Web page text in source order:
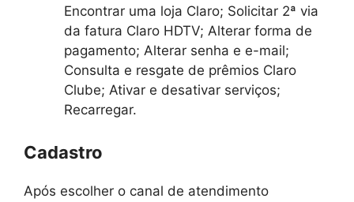
Encontrar uma loja Claro; Solicitar 2ª via
da fatura Claro HDTV; Alterar forma de
pagamento; Alterar senha e e-mail;
Consulta e resgate de prêmios Claro
Clube; Ativar e desativar serviços;
Recarregar.
Cadastro
Após escolher o canal de atendimento